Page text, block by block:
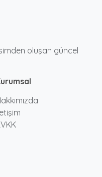
oluşan güncel